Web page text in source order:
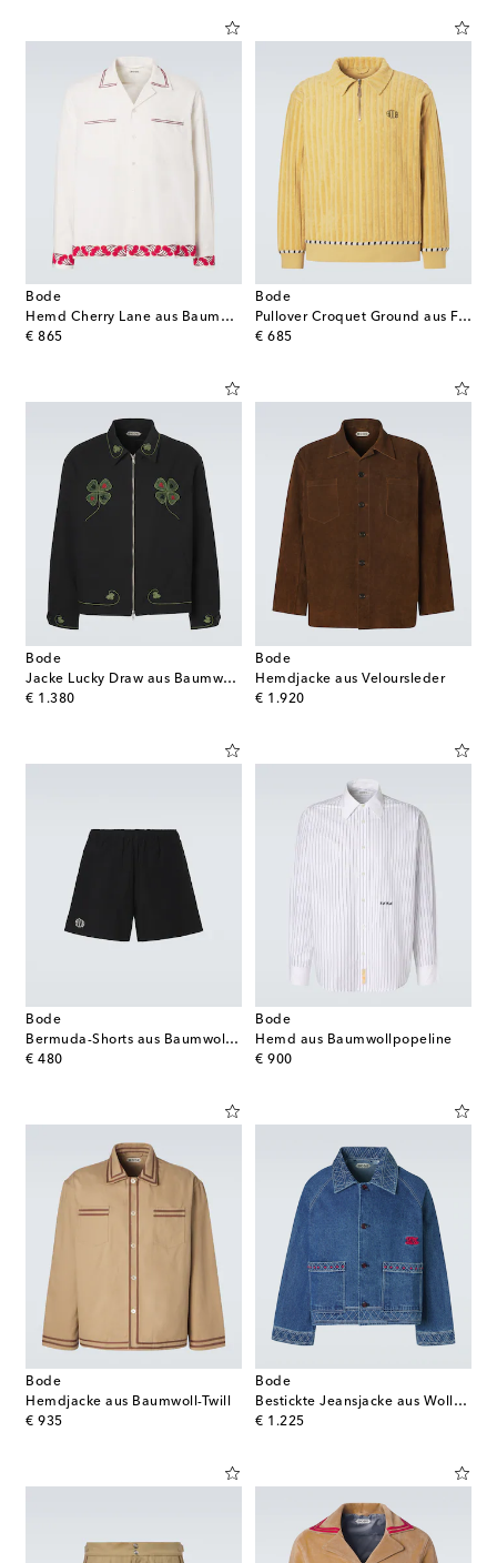
Bode
Hemd Cherry Lane aus Baumwollpopeline
€ 865
original price
Bode
Pullover Croquet Ground aus Frottee
€ 685
original price
Bode
Jacke Lucky Draw aus Baumwoll-Twill
€ 1.380
original price
Bode
Hemdjacke aus Veloursleder
€ 1.920
original price
Bode
Bermuda-Shorts aus Baumwoll-Twill
€ 480
original price
Bode
Hemd aus Baumwollpopeline
€ 900
original price
Bode
Hemdjacke aus Baumwoll-Twill
€ 935
original price
Bode
Bestickte Jeansjacke aus Wolle und Baumwolle
€ 1.225
original price